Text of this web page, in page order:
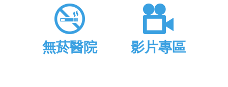
無菸醫院 影片專區